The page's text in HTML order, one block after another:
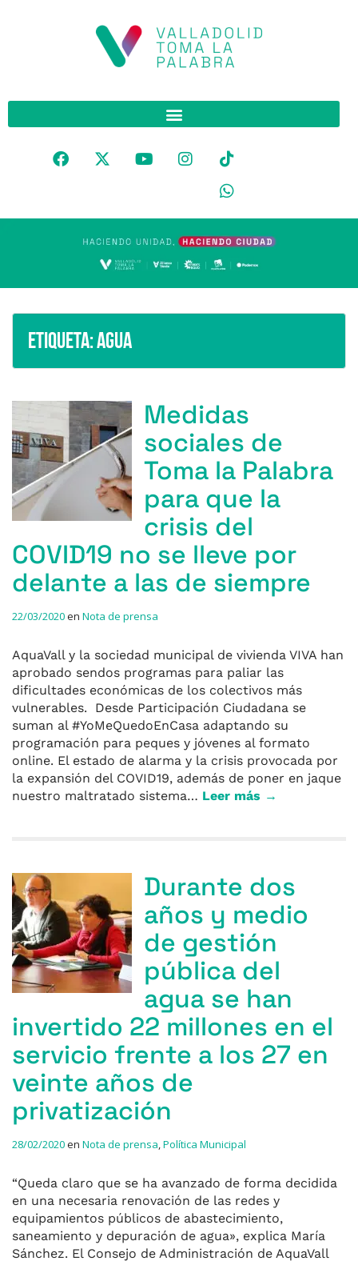
Etiqueta:Agua
Medidas
sociales de
Toma la Palabra
para que la
crisis del
COVID19 no se lleve por
delante a las de siempre
22/03/2020en Nota de prensa
AquaVall y la sociedad municipal de vivienda VIVA han
aprobado sendos programas para paliar las
dificultades económicas de los colectivos más
vulnerables. Desde Participación Ciudadana se
suman al #YoMeQuedoEnCasa adaptando su
programación para peques y jóvenes al formato
online. El estado de alarma y la crisis provocada por
la expansión del COVID19, además de poner en jaque
nuestro maltratado sistema… Leer más →
Durante dos
años y medio
de gestión
pública del
agua se han
invertido 22 millones en el
servicio frente a los 27 en
veinte años de
privatización
28/02/2020en Nota de prensa,Política Municipal
“Queda claro que se ha avanzado de forma decidida
en una necesaria renovación de las redes y
equipamientos públicos de abastecimiento,
saneamiento y depuración de agua», explica María
Sánchez. El Consejo de Administración de AquaVall